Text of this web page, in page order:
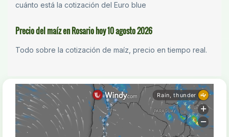
cuánto está la cotización del Euro blue
Precio del maíz en Rosario hoy 10 agosto 2026
Todo sobre la cotización de maíz, precio en tiempo real.